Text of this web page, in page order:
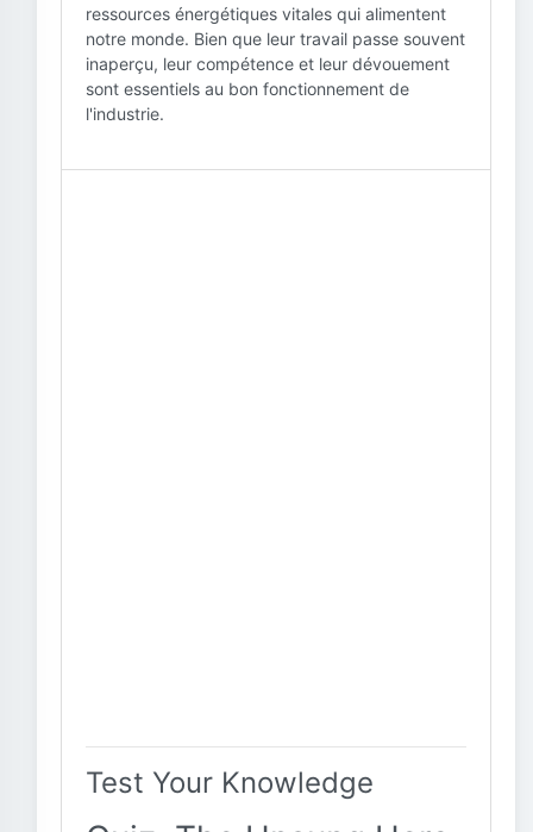
ressources énergétiques vitales qui alimentent
notre monde. Bien que leur travail passe souvent
inaperçu, leur compétence et leur dévouement
sont essentiels au bon fonctionnement de
l'industrie.
Test Your Knowledge